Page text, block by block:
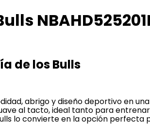
de los Bulls
abrigo y diseño deportivo en
al tacto, ideal tanto para
lo convierte en la opción perfecta